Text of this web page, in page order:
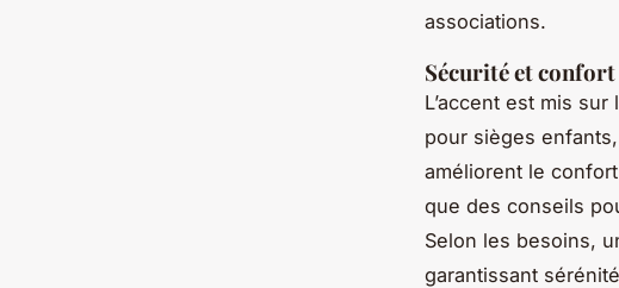
associations.
Sécurité et
L’accent est mis
pour sièges
améliorent le
que des conseils
Selon les besoins,
garantissant